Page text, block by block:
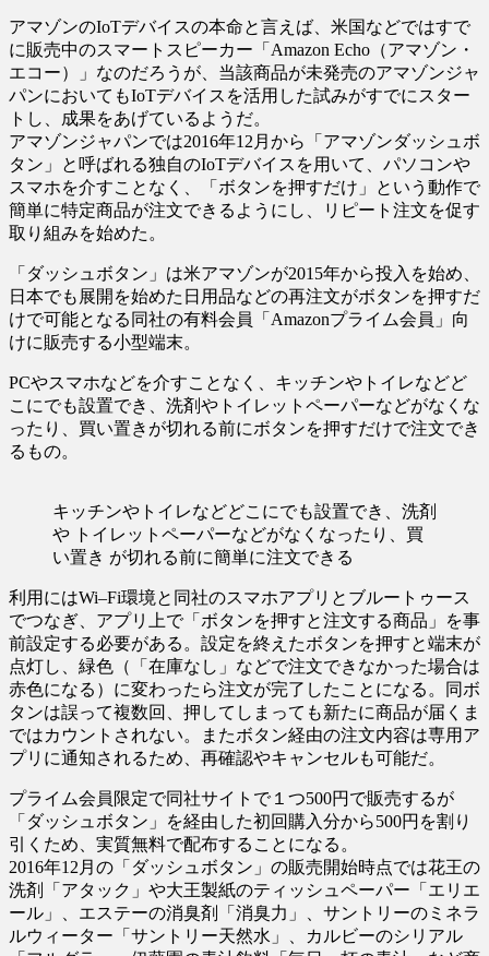
アマゾンのIoTデバイスの本命と言えば、米国などではすで
に販売中のスマートスピーカー「Amazon Echo（アマゾン・
エコー）」なのだろうが、当該商品が未発売のアマゾンジャ
パンにおいてもIoTデバイスを活用した試みがすでにスター
トし、成果をあげているようだ。
アマゾンジャパンでは2016年12月から「アマゾンダッシュボ
タン」と呼ばれる独自のIoTデバイスを用いて、パソコンや
スマホを介すことなく、「ボタンを押すだけ」という動作で
簡単に特定商品が注文できるようにし、リピート注文を促す
取り組みを始めた。
「ダッシュボタン」は米アマゾンが2015年から投入を始め、
日本でも展開を始めた日用品などの再注文がボタンを押すだ
けで可能となる同社の有料会員「Amazonプライム会員」向
けに販売する小型端末。
PCやスマホなどを介すことなく、キッチンやトイレなどど
こにでも設置でき、洗剤やトイレットペーパーなどがなくな
ったり、買い置きが切れる前にボタンを押すだけで注文でき
るもの。
キッチンやトイレなどどこにでも設置でき、洗剤
や トイレットペーパーなどがなくなったり、買
い置き が切れる前に簡単に注文できる
利用にはWi‒Fi環境と同社のスマホアプリとブルートゥース
でつなぎ、アプリ上で「ボタンを押すと注文する商品」を事
前設定する必要がある。設定を終えたボタンを押すと端末が
点灯し、緑色（「在庫なし」などで注文できなかった場合は
赤色になる）に変わったら注文が完了したことになる。同ボ
タンは誤って複数回、押してしまっても新たに商品が届くま
ではカウントされない。またボタン経由の注文内容は専用ア
プリに通知されるため、再確認やキャンセルも可能だ。
プライム会員限定で同社サイトで１つ500円で販売するが
「ダッシュボタン」を経由した初回購入分から500円を割り
引くため、実質無料で配布することになる。
2016年12月の「ダッシュボタン」の販売開始時点では花王の
洗剤「アタック」や大王製紙のティッシュペーパー「エリエ
ール」、エステーの消臭剤「消臭力」、サントリーのミネラ
ルウィーター「サントリー天然水」、カルビーのシリアル